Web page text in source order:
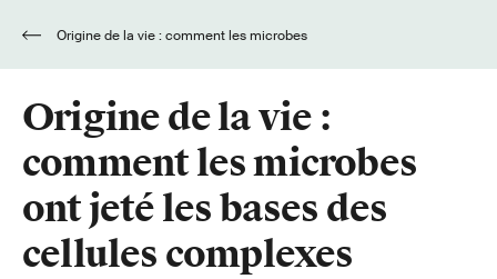
Origine de la vie :
comment les microbes
ont jeté les bases des
cellules complexes